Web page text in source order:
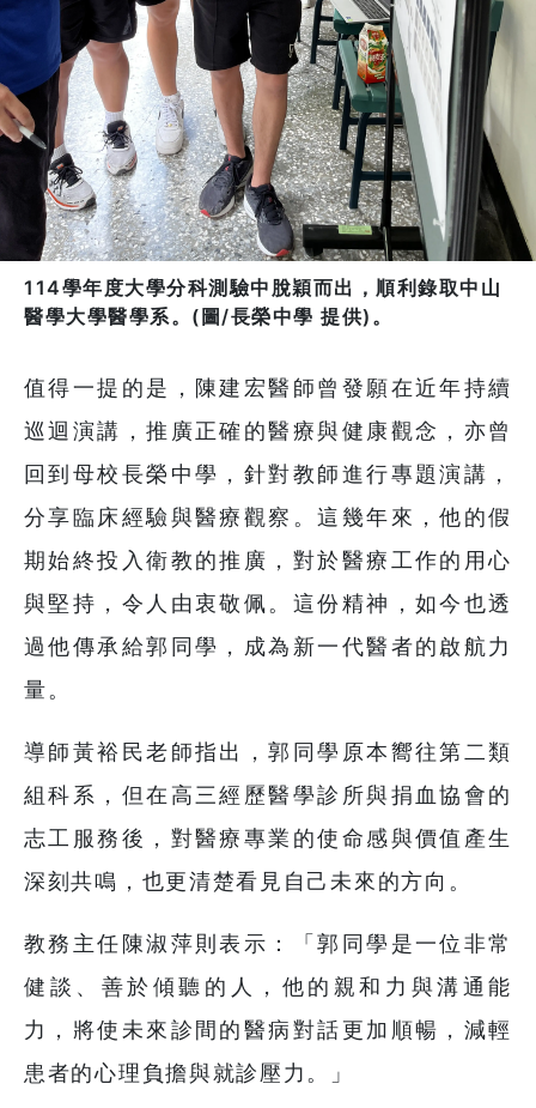
114學年度大學分科測驗中脫穎而出，順利錄取中山
醫學大學醫學系。(圖/長榮中學 提供)。
值得一提的是，陳建宏醫師曾發願在近年持續
巡迴演講，推廣正確的醫療與健康觀念，亦曾
回到母校長榮中學，針對教師進行專題演講，
分享臨床經驗與醫療觀察。這幾年來，他的假
期始終投入衛教的推廣，對於醫療工作的用心
與堅持，令人由衷敬佩。這份精神，如今也透
過他傳承給郭同學，成為新一代醫者的啟航力
量。
導師黃裕民老師指出，郭同學原本嚮往第二類
組科系，但在高三經歷醫學診所與捐血協會的
志工服務後，對醫療專業的使命感與價值產生
深刻共鳴，也更清楚看見自己未來的方向。
教務主任陳淑萍則表示：「郭同學是一位非常
健談、善於傾聽的人，他的親和力與溝通能
力，將使未來診間的醫病對話更加順暢，減輕
患者的心理負擔與就診壓力。」